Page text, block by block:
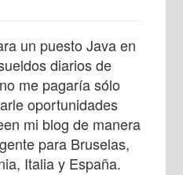
un puesto Java en
diarios de
me pagaría sólo
oportunidades
mi blog de manera
para Bruselas,
Italia y España.